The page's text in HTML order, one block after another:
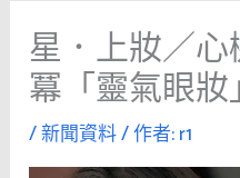
星．上妝／
冪「靈氣眼
/新聞資料/ 作者:r1